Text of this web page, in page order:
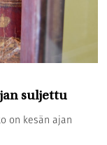
suljettu
on kesän ajan